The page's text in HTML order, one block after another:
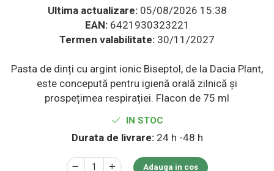
Supliment Fier
Supliment Magneziu
Supliment Vitamina C
Supliment Vitamina D3
Supliment Vitamina E
Tincturi si Gemoderivate
Tuse gat si respiratie
Ultima actualizare:05/08/2026 15:38
EAN:6421930323221
Termen valabilitate: 30/11/2027
Pasta de dinți cu argint ionic Biseptol, de la Dacia Plant,
este concepută pentru igienă orală zilnică și
prospețimea respirației. Flacon de 75 ml
IN STOC
Durata de livrare:24 h -48 h
Adauga in cos